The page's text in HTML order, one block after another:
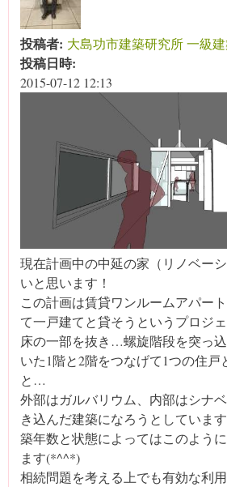
投稿者: 大島功市建築研究所 一級
投稿日時:
2015-07-12 12:13
現在計画中の中延の家（リノベー
いと思います！
この計画は賃貸ワンルームアパー
て一戸建てと貸そうというプロジェ
床の一部を抜き…螺旋階段を突っ
いた1階と2階をつなげて1つの住戸
と…
外部はガルバリウム、内部はシナ
き込んだ建築になろうとしています
築年数と状態によってはこのよう
ます(*^^*)
相続問題を考える上でも有効な利